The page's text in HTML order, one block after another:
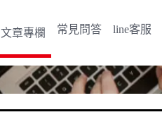
文章專欄 常見問答 line客服